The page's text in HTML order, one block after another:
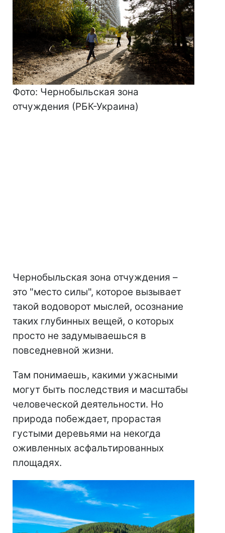
Фото: Чернобыльская зона
отчуждения (РБК-Украина)
Чернобыльская зона отчуждения –
это "место силы", которое вызывает
такой водоворот мыслей, осознание
таких глубинных вещей, о которых
просто не задумываешься в
повседневной жизни.
Там понимаешь, какими ужасными
могут быть последствия и масштабы
человеческой деятельности. Но
природа побеждает, прорастая
густыми деревьями на некогда
оживленных асфальтированных
площадях.